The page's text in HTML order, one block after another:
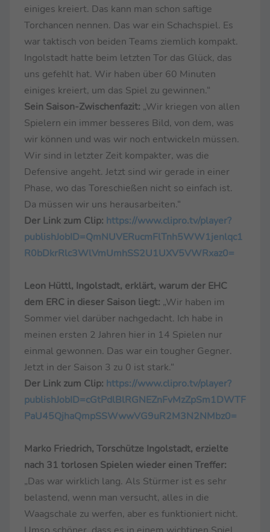
einiges kreiert. Das kann man schon saftige
Torchancen nennen. Das war ein Schachspiel. Es
war taktisch von beiden Teams ziemlich kompakt.
Ingolstadt hatte beim letzten Tor das Glück, das
uns gefehlt hat. Wir haben über 60 Minuten
einiges kreiert, um das Spiel zu gewinnen.“
Sein Saison-Zwischenfazit: „Wir kriegen von allen
Spielern ein immer besseres Bild, von dem, was
wir können und was wir noch entwickeln müssen.
Wir sind in letzter Zeit kompakter, was die
Defensive angeht. Jetzt sind wir gerade in einer
Phase, wo das Toreschießen nicht so einfach ist.
Da müssen wir uns herausarbeiten.“
Der Link zum Clip: https://www.clipro.tv/player?
publishJobID=QmNUVERucmFlTnh5WW1jenlqc1
R0bDkrRlc3WlVmUmhSS2U1UXV5VWRxaz0=
Leon Hüttl, Ingolstadt, erklärt, warum der EHC
dem ERC in dieser Saison liegt: „Wir haben im
Sommer viel darüber nachgedacht. Ich habe in
meinen ersten 2 Jahren hier in 14 Spielen nur
einmal gewonnen. Das war ein tougher Gegner.
Jetzt in der Saison 3 zu 0 ist stark.“
Der Link zum Clip: https://www.clipro.tv/player?
publishJobID=cGtPdlBlRGNEZnFvMzZpSm1DWTF
PaU45QjhaQmpSSWwwVG9uR2M3N2NMbz0=
Marko Friedrich, Torschütze Ingolstadt, erzielte
nach 31 torlosen Spielen wieder einen Treffer:
„Das war wirklich lang. Als Stürmer ist es sehr
belastend, wenn man versucht, alles in die
Waagschale zu werfen, aber es funktioniert nicht.